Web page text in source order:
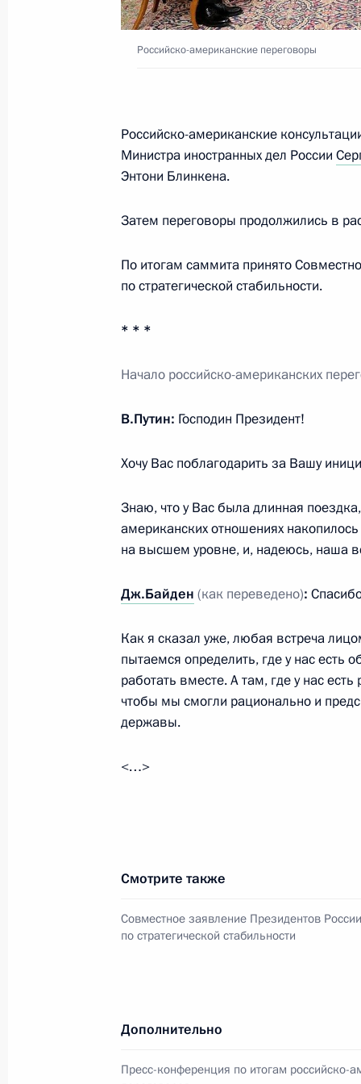
Указ о применении в целях
9 марта 2022 года, 09:30
некоторыми иностранными
Указ о применении специальных
иностранных государств и
Брифинг помощника Президента
Байдена
12 февраля 2022 года, 22:00
ядерным оружием, о
и недопущении гонки вооружений
3 января 2022 года, 16:00
Телефонный разговор с
Российско-американские переговоры
Российско-американские
Министра иностранных дел России
Энтони Блинкена.
Затем переговоры продолжились в
По итогам саммита принято
по стратегической стабильности.
* * *
Начало российско-американских
В.Путин: Господин Президент!
Хочу Вас поблагодарить за Вашу
Знаю, что у Вас была длинная
американских отношениях
на высшем уровне, и, надеюсь, наша
Дж.Байден (как переведено):
Как я сказал уже, любая встреча
пытаемся определить, где у нас
работать вместе. А там, где у нас
чтобы мы смогли рационально и
державы.
<…>
Смотрите также
Совместное заявление Президентов
по стратегической стабильности
Дополнительно
Пресс-конференция по итогам российско-